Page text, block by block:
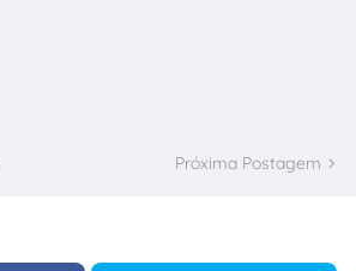
Próxima Postagem